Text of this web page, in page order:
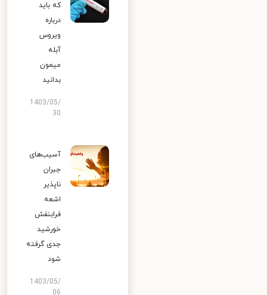
که باید
درباره
ویروس
آبله
میمون
بدانید
1403/05/
30
آسیب‌های
جبران
ناپذیر
اشعه
فرابنفش
خورشید
جدی گرفته
شود
1403/05/
06